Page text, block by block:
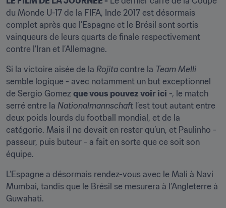
du Monde U-17 de la FIFA, Inde 2017 est désormais
complet après que l’Espagne et le Brésil sont sortis
vainqueurs de leurs quarts de finale respectivement
contre l’Iran et l’Allemagne.
Si la victoire aisée de la Rojita contre la Team Melli
semble logique - avec notamment un but exceptionnel
de Sergio Gomez que vous pouvez voir ici -, le match
serré entre la Nationalmannschaft l’est tout autant entre
deux poids lourds du football mondial, et de la
catégorie. Mais il ne devait en rester qu’un, et Paulinho -
passeur, puis buteur - a fait en sorte que ce soit son
équipe.
L’Espagne a désormais rendez-vous avec le Mali à Navi
Mumbai, tandis que le Brésil se mesurera à l’Angleterre à
Guwahati.